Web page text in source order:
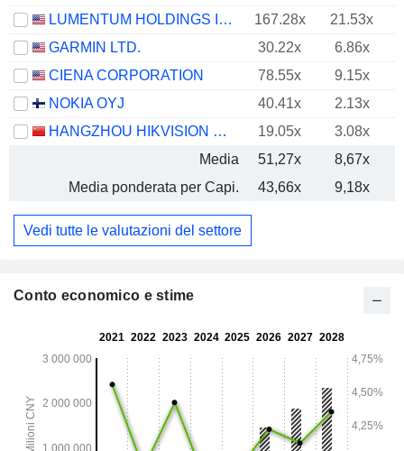
LUMENTUM HOLDINGS INC.
167.28x 21.53x
GARMIN LTD.
30.22x 6.86x
CIENA CORPORATION
78.55x 9.15x
NOKIA OYJ
40.41x 2.13x
HANGZHOU HIKVISION DIGITAL TECHNOLOGY CO., LTD.
19.05x 3.08x
Media
51,27x 8,67x
Media ponderata per Capi.
43,66x 9,18x
Vedi tutte le valutazioni del settore
Conto economico e stime